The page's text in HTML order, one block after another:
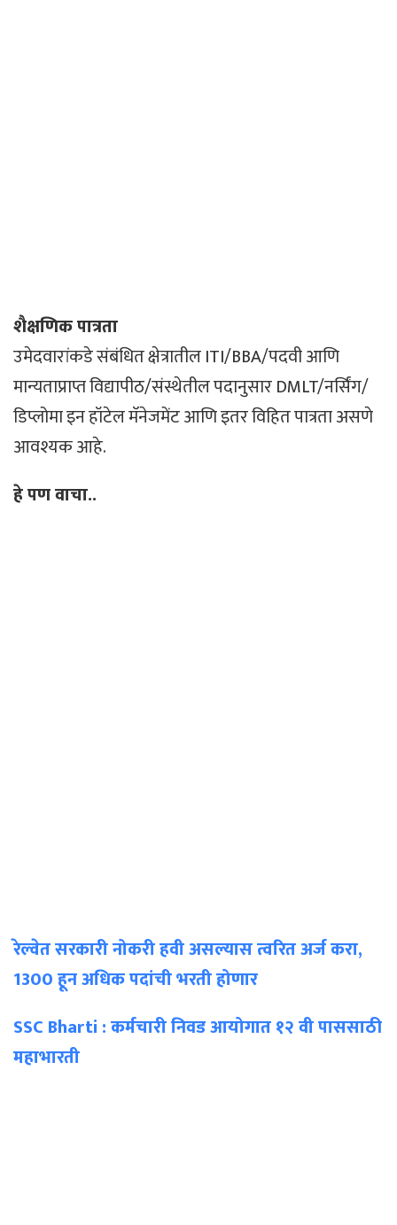
शैक्षणिक पात्रता
उमेदवारांकडे संबंधित क्षेत्रातील ITI/BBA/पदवी आणि
मान्यताप्राप्त विद्यापीठ/संस्थेतील पदानुसार DMLT/नर्सिंग/
डिप्लोमा इन हॉटेल मॅनेजमेंट आणि इतर विहित पात्रता असणे
आवश्यक आहे.
हे पण वाचा..
रेल्वेत सरकारी नोकरी हवी असल्यास त्वरित अर्ज करा,
1300 हून अधिक पदांची भरती होणार
SSC Bharti : कर्मचारी निवड आयोगात १२ वी पाससाठी
महाभारती